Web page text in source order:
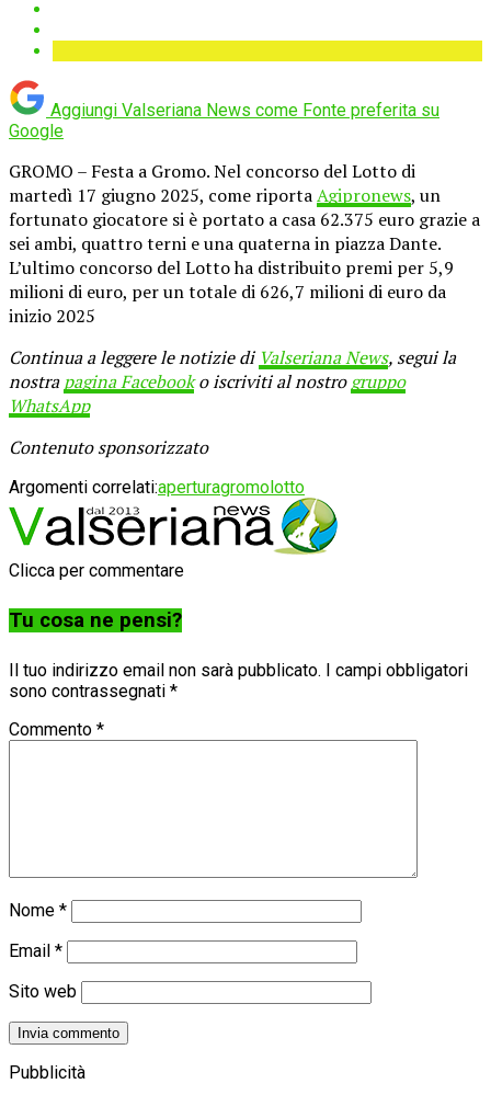
Aggiungi Valseriana News come Fonte preferita su
Google
GROMO – Festa a Gromo. Nel concorso del Lotto di
martedì 17 giugno 2025, come riportaAgipronews, un
fortunato giocatore si è portato a casa 62.375 euro grazie a
sei ambi, quattro terni e una quaterna in piazza Dante.
L’ultimo concorso del Lotto ha distribuito premi per 5,9
milioni di euro, per un totale di 626,7 milioni di euro da
inizio 2025
Continua a leggere le notizie di Valseriana News, segui la
nostrapagina Facebooko iscriviti al nostrogruppo
WhatsApp
Contenuto sponsorizzato
Argomenti correlati:aperturagromolotto
Clicca per commentare
Tu cosa ne pensi?
Il tuo indirizzo email non sarà pubblicato. I campi obbligatori
sono contrassegnati *
Commento *
Nome *
Email *
Sito web
Pubblicità